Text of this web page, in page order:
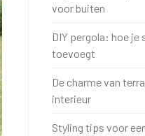
voor buiten
DIY pergola: hoe je
toevoegt
De charme van
interieur
Styling tips voor